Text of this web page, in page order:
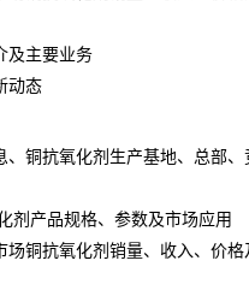
主要业务
态
抗氧化剂生产基地、总部、
品规格、参数及市场应用
抗氧化剂销量、收入、价格